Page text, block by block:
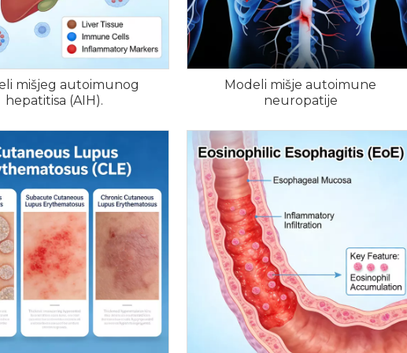
mišjeg autoimunog
hepatitisa (AIH).
Modeli mišje autoimune
neuropatije